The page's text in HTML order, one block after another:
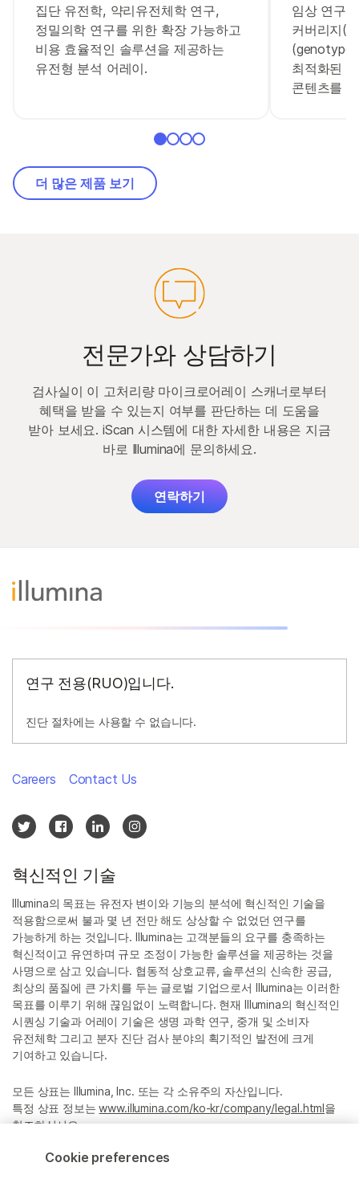
집단 유전학, 약리유전체학 연구,
정밀의학 연구를 위한 확장 가능하고
비용 효율적인 솔루션을 제공하는
유전형 분석 어레이.
임상 연구
커버리지
(genotype
최적화된
콘텐츠를
더 많은 제품 보기
전문가와 상담하기
검사실이 이 고처리량 마이크로어레이 스캐너로부터
혜택을 받을 수 있는지 여부를 판단하는 데 도움을
받아 보세요. iScan 시스템에 대한 자세한 내용은 지금
바로 Illumina에 문의하세요.
연락하기
연구 전용(RUO)입니다.
진단 절차에는 사용할 수 없습니다.
혁신적인 기술
Illumina의 목표는 유전자 변이와 기능의 분석에 혁신적인 기술을
적용함으로써 불과 몇 년 전만 해도 상상할 수 없었던 연구를
가능하게 하는 것입니다. Illumina는 고객분들의 요구를 충족하는
혁신적이고 유연하며 규모 조정이 가능한 솔루션을 제공하는 것을
사명으로 삼고 있습니다. 협동적 상호교류, 솔루션의 신속한 공급,
최상의 품질에 큰 가치를 두는 글로벌 기업으로서 Illumina는 이러한
목표를 이루기 위해 끊임없이 노력합니다. 현재 Illumina의 혁신적인
시퀀싱 기술과 어레이 기술은 생명 과학 연구, 중개 및 소비자
유전체학 그리고 분자 진단 검사 분야의 획기적인 발전에 크게
기여하고 있습니다.
모든 상표는 Illumina, Inc. 또는 각 소유주의 자산입니다.
특정 상표 정보는www.illumina.com/ko-kr/company/legal.html 을
참조하십시오.
Careers Contact Us
Cookie preferences